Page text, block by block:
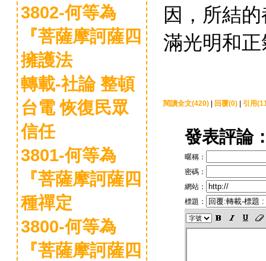
3802-何等為
『菩薩摩訶薩四
擁護法
轉載-社論 整頓
台電 恢復民眾
信任
3801-何等為
『菩薩摩訶薩四
種禪定
3800-何等為
『菩薩摩訶薩四
因，所結
滿光明和
閱讀全文(420) 回覆(0) 引用
發表評論
暱稱：
密碼：
網站：
標題：